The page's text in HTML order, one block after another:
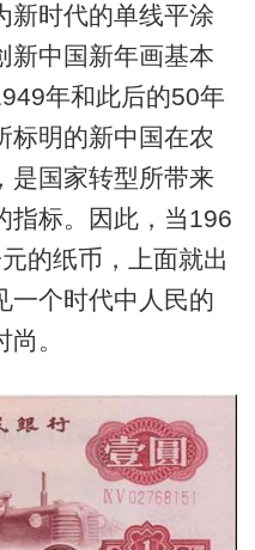
新时代的单线平涂
新中国新年画基本
年和此后的50年
标明的新中国在农
是国家转型所带来
指标。因此，当196
的纸币，上面就出
一个时代中人民的
。